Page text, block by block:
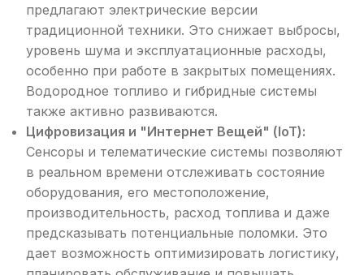
предлагают электрические версии
традиционной техники. Это снижает выбросы,
уровень шума и эксплуатационные расходы,
особенно при работе в закрытых помещениях.
Водородное топливо и гибридные системы
также активно развиваются.
Цифровизация и "Интернет Вещей" (IoT):
Сенсоры и телематические системы позволяют
в реальном времени отслеживать состояние
оборудования, его местоположение,
производительность, расход топлива и даже
предсказывать потенциальные поломки. Это
дает возможность оптимизировать логистику,